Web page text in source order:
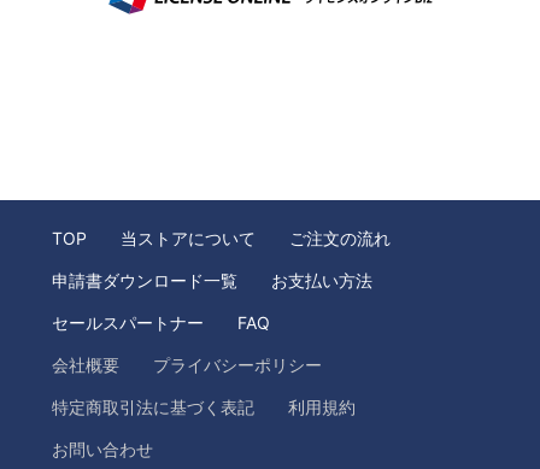
TOP 当ストアについて ご注文の流れ
申請書ダウンロード一覧 お支払い方法
セールスパートナー FAQ
会社概要 プライバシーポリシー
特定商取引法に基づく表記 利用規約
お問い合わせ